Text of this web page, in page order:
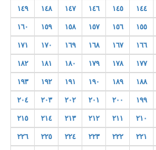
١٤٤ ١٤٥ ١٤٦ ١٤٧ ١٤٨ ١٤٩
١٥٥ ١٥٦ ١٥٧ ١٥٨ ١٥٩ ١٦٠
١٦٦ ١٦٧ ١٦٨ ١٦٩ ١٧٠ ١٧١
١٧٧ ١٧٨ ١٧٩ ١٨٠ ١٨١ ١٨٢
١٨٨ ١٨٩ ١٩٠ ١٩١ ١٩٢ ١٩٣
١٩٩ ٢٠٠ ٢٠١ ٢٠٢ ٢٠٣ ٢٠٤
٢١٠ ٢١١ ٢١٢ ٢١٣ ٢١٤ ٢١٥
٢٢١ ٢٢٢ ٢٢٣ ٢٢٤ ٢٢٥ ٢٢٦